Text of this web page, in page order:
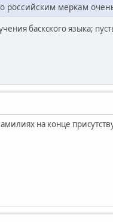
российским меркам
баскского языка;
на конце